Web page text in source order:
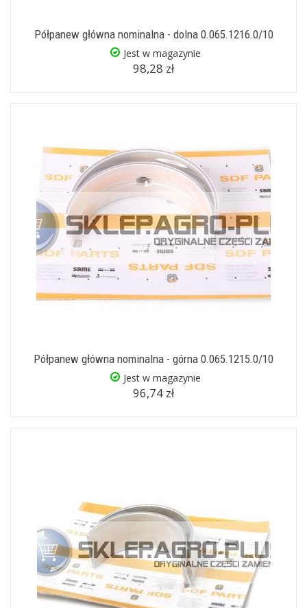
Półpanew główna nominalna - dolna 0.065.1216.0/10
Jest w magazynie
98,28 zł
Półpanew główna nominalna - górna 0.065.1215.0/10
Jest w magazynie
96,74 zł